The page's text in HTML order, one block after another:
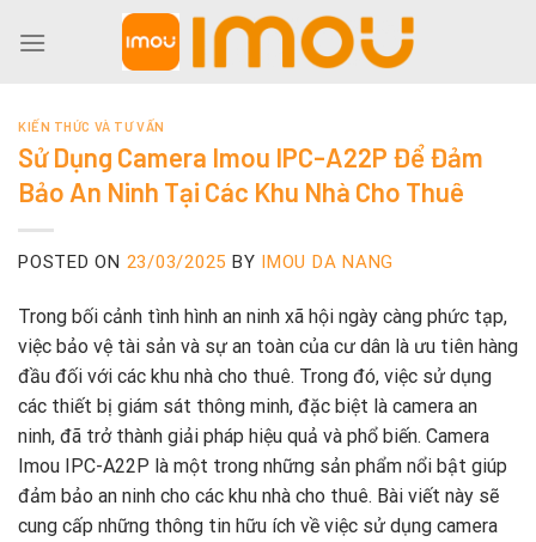
KIẾN THỨC VÀ TƯ VẤN
Sử Dụng Camera Imou IPC-A22P Để Đảm
Bảo An Ninh Tại Các Khu Nhà Cho Thuê
POSTED ON 23/03/2025 BY IMOU DA NANG
Trong bối cảnh tình hình an ninh xã hội ngày càng phức tạp,
việc bảo vệ tài sản và sự an toàn của cư dân là ưu tiên hàng
đầu đối với các khu nhà cho thuê. Trong đó, việc sử dụng
các thiết bị giám sát thông minh, đặc biệt là camera an
ninh, đã trở thành giải pháp hiệu quả và phổ biến. Camera
Imou IPC-A22P là một trong những sản phẩm nổi bật giúp
đảm bảo an ninh cho các khu nhà cho thuê. Bài viết này sẽ
cung cấp những thông tin hữu ích về việc sử dụng camera